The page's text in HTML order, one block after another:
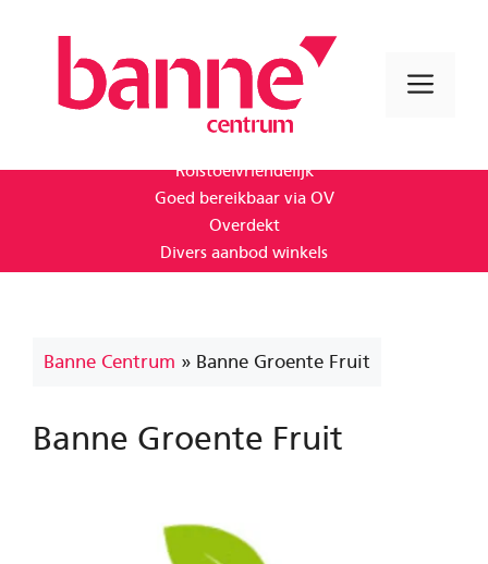
Rolstoelvriendelijk
Goed bereikbaar via OV
Overdekt
Divers aanbod winkels
Banne Centrum » Banne Groente Fruit
Banne Groente Fruit